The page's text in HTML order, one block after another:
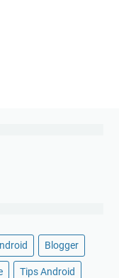
Blogger
Tips Android